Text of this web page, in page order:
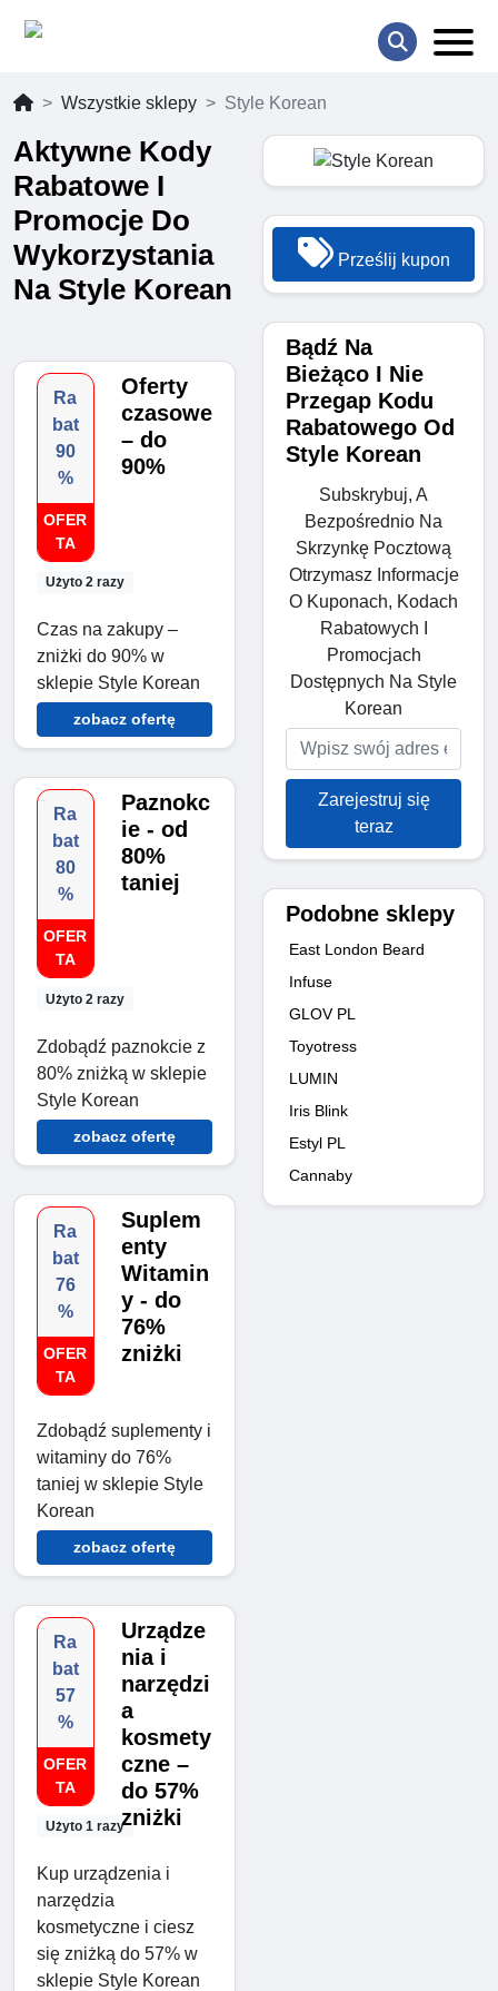
Wszystkie sklepy Style Korean
Aktywne Kody
Rabatowe I
Promocje Do
Wykorzystania
Na Style Korean
Ra
bat
90
%
OFER
TA
Użyto 2 razy
Oferty
czasowe
– do
90%
Czas na zakupy –
zniżki do 90% w
sklepie Style Korean
zobacz ofertę
Ra
bat
80
%
OFER
TA
Użyto 2 razy
Paznokc
ie - od
80%
taniej
Zdobądź paznokcie z
80% zniżką w sklepie
Style Korean
zobacz ofertę
Ra
bat
76
%
OFER
TA
Suplem
enty
Witamin
y - do
76%
zniżki
Zdobądź suplementy i
witaminy do 76%
taniej w sklepie Style
Korean
zobacz ofertę
Ra
bat
57
%
OFER
TA
Użyto 1 razy
Urządze
nia i
narzędzi
a
kosmety
czne –
do 57%
zniżki
Kup urządzenia i
narzędzia
kosmetyczne i ciesz
się zniżką do 57% w
sklepie Style Korean
Prześlij kupon
Bądź Na
Bieżąco I Nie
Przegap Kodu
Rabatowego Od
Style Korean
Subskrybuj, A
Bezpośrednio Na
Skrzynkę Pocztową
Otrzymasz Informacje
O Kuponach, Kodach
Rabatowych I
Promocjach
Dostępnych Na Style
Korean
Zarejestruj się
teraz
Podobne sklepy
East London Beard
Infuse
GLOV PL
Toyotress
LUMIN
Iris Blink
Estyl PL
Cannaby